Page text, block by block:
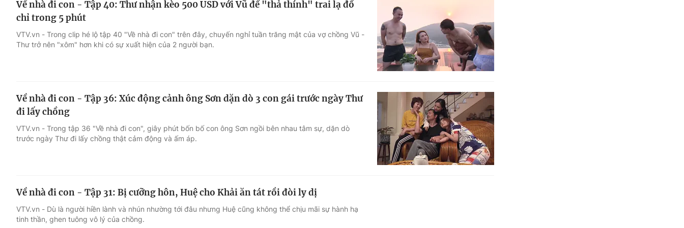
Về nhà đi con - Tập 40: Thư nhận kèo 500 USD với Vũ để "thả thính" trai lạ đổ
chỉ trong 5 phút
VTV.vn - Trong clip hé lộ tập 40 "Về nhà đi con" trên đây, chuyến nghỉ tuần trăng mật của vợ chồng Vũ -
Thư trở nên "xôm" hơn khi có sự xuất hiện của 2 người bạn.
Về nhà đi con - Tập 36: Xúc động cảnh ông Sơn dặn dò 3 con gái trước ngày Thư
đi lấy chồng
VTV.vn - Trong tập 36 "Về nhà đi con", giây phút bốn bố con ông Sơn ngồi bên nhau tâm sự, dặn dò
trước ngày Thư đi lấy chồng thật cảm động và ấm áp.
Về nhà đi con - Tập 31: Bị cưỡng hôn, Huệ cho Khải ăn tát rồi đòi ly dị
VTV.vn - Dù là người hiền lành và nhún nhường tới đâu nhưng Huệ cũng không thể chịu mãi sự hành hạ
tinh thần, ghen tuông vô lý của chồng.